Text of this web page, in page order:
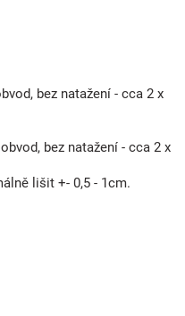
bez natažení - cca 2 x
bez natažení - cca 2 x
lišit +- 0,5 - 1cm.